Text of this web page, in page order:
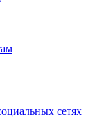
сетях